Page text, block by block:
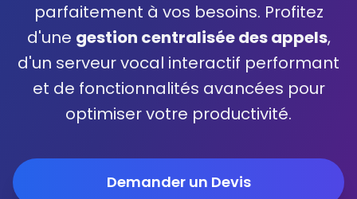
parfaitement à vos besoins. Profitez
d'une gestion centralisée des appels,
d'un serveur vocal interactif performant
et de fonctionnalités avancées pour
optimiser votre productivité.
Demander un Devis